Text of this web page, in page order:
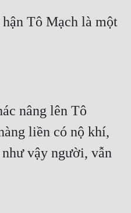
Tô Mạch là một
nâng lên Tô
liền có nộ khí,
vậy người, vẫn